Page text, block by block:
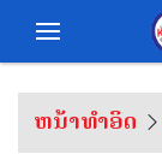
ຫນ້າທຳອິດ